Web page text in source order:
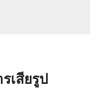
เสียรูป